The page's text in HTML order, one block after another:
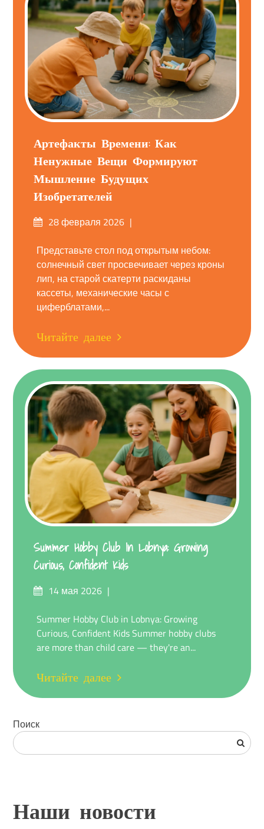
Артефакты Времени: Как
Ненужные Вещи Формируют
Мышление Будущих
Изобретателей
Опубликовано
28 февраля 2026
Представьте стол под открытым небом:
солнечный свет просвечивает через кроны
лип, на старой скатерти раскиданы
кассеты, механические часы с
циферблатами,...
Читайте далее
Summer Hobby Club In Lobnya: Growing
Curious, Confident Kids
Опубликовано
14 мая 2026
Summer Hobby Club in Lobnya: Growing
Curious, Confident Kids Summer hobby clubs
are more than child care — they're an...
Читайте далее
Поиск
Наши новости